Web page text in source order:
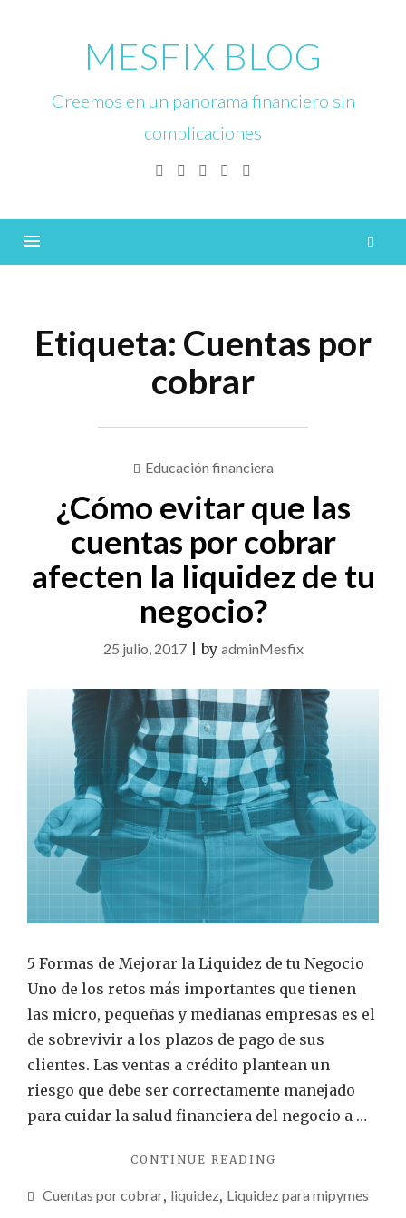
MESFIX BLOG
Creemos en un panorama financiero sin
complicaciones
Facebook
TwitterLinkedinInstagram
Etiqueta: Cuentas por
cobrar
Educación financiera
¿Cómo evitar que las
cuentas por cobrar
afecten la liquidez de tu
negocio?
25 julio, 2017|by adminMesfix
5 Formas de Mejorar la Liquidez de tu Negocio
Uno de los retos más importantes que tienen
las micro, pequeñas y medianas empresas es el
de sobrevivir a los plazos de pago de sus
clientes. Las ventas a crédito plantean un
riesgo que debe ser correctamente manejado
para cuidar la salud financiera del negocio a …
CONTINUE READING
QUE
Cuentas por cobrar, liquidez, Liquidez para mipymes